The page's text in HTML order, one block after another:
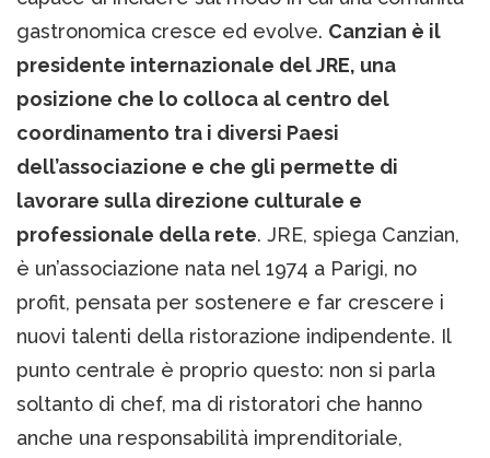
gastronomica cresce ed evolve. Canzian è il
presidente internazionale del JRE, una
posizione che lo colloca al centro del
coordinamento tra i diversi Paesi
dell’associazione e che gli permette di
lavorare sulla direzione culturale e
professionale della rete. JRE, spiega Canzian,
è un’associazione nata nel 1974 a Parigi, no
profit, pensata per sostenere e far crescere i
nuovi talenti della ristorazione indipendente. Il
punto centrale è proprio questo: non si parla
soltanto di chef, ma di ristoratori che hanno
anche una responsabilità imprenditoriale,